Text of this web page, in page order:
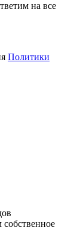
на все
Политики